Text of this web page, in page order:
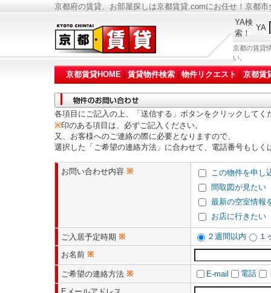
京都府の賃貸、お部屋探しは京都賃貸.comにお任せ！京都
YA検
索！
YA
京都の賃貸
い。
京都賃貸HOME 賃貸物件検索 物件リクエスト 京都賃
各項目にご記入の上、「送信する」ボタンをクリックしてく
※印のある項目は、必ずご記入ください。
又、お客様へのご連絡の際に必要となりますので、
選択した「ご希望の連絡方法」に合わせて、電話番号もし
お問い合わせ内容 ※
この物件を申し
間取図が見たい
最新の空室情報
お店に行きたい
ご入居予定時期 ※ ２週間以内
１
お名前 ※
ご希望の連絡方法 ※ E-mail 電話